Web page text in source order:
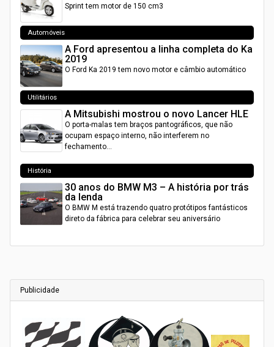
Sprint tem motor de 150 cm3
Automóveis
A Ford apresentou a linha completa do Ka
2019
O Ford Ka 2019 tem novo motor e câmbio automático
Utilitários
A Mitsubishi mostrou o novo Lancer HLE
O porta-malas tem braços pantográficos, que não
ocupam espaço interno, não interferem no
fechamento…
História
30 anos do BMW M3 – A história por trás
da lenda
O BMW M está trazendo quatro protótipos fantásticos
direto da fábrica para celebrar seu aniversário
Publicidade